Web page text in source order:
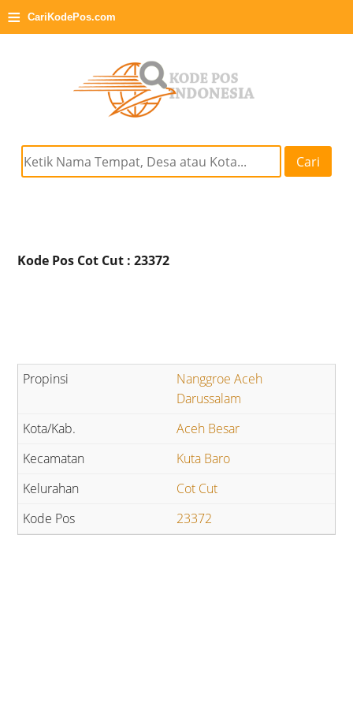
≡ CariKodePos.com
Cari
Kode Pos Cot Cut : 23372
Nanggroe Aceh
Darussalam
Aceh Besar
Kuta Baro
Cot Cut
23372